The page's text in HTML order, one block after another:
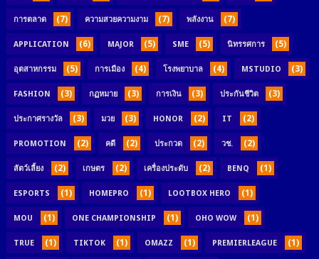
การตลาด (7) ความสวยความงาม (7) พลังงาน (7)
APPLICATION (6) MAJOR (5) SME (5) นิทรรศการ (5)
อุตสาหกรรม (5) การเมือง (4) โรงพยาบาล (4) MSTUDIO (3)
FASHION (3) กฏหมาย (3) การเงิน (3) ประกันชีวิต (3)
ประกาศรางวัล (3) มวย (3) HONOR (2) IT (2)
PROMOTION (2) คดี (2) ประกวด (2) วช. (2)
สัตว์เลี้ยง (2) เกษตร (2) เครื่องประดับ (2) BENQ (1)
ESPORTS (1) HOMEPRO (1) LOOTBOX HERO (1)
MOU (1) ONE CHAMPIONSHIP (1) OHO WOW (1)
TRUE (1) TIKTOK (1) OMAZZ (1) PREMIERLEAGUE (1)